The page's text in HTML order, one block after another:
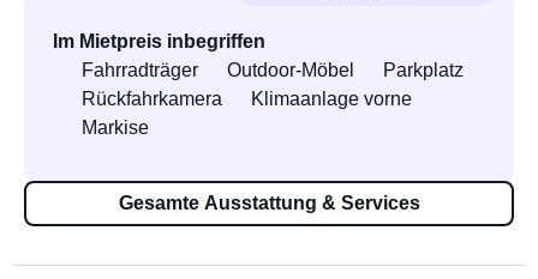
Im Mietpreis inbegriffen
Fahrradträger
Outdoor-Möbel
Parkplatz
Rückfahrkamera
Klimaanlage vorne
Markise
Gesamte Ausstattung & Services